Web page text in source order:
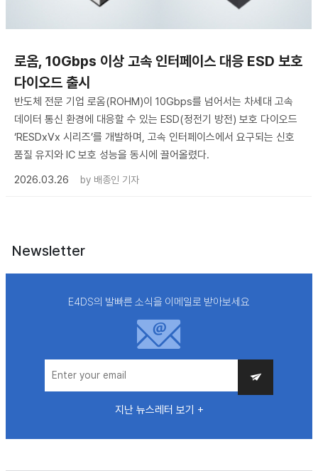
로옴, 10Gbps 이상 고속 인터페이스 대응 ESD 보호
다이오드 출시
반도체 전문 기업 로옴(ROHM)이 10Gbps를 넘어서는 차세대 고속
데이터 통신 환경에 대응할 수 있는 ESD(정전기 방전) 보호 다이오드
‘RESDxVx 시리즈’를 개발하며, 고속 인터페이스에서 요구되는 신호
품질 유지와 IC 보호 성능을 동시에 끌어올렸다.
2026.03.26
by 배종인 기자
Newsletter
E4DS의 발빠른 소식을 이메일로 받아보세요
지난 뉴스레터 보기 +